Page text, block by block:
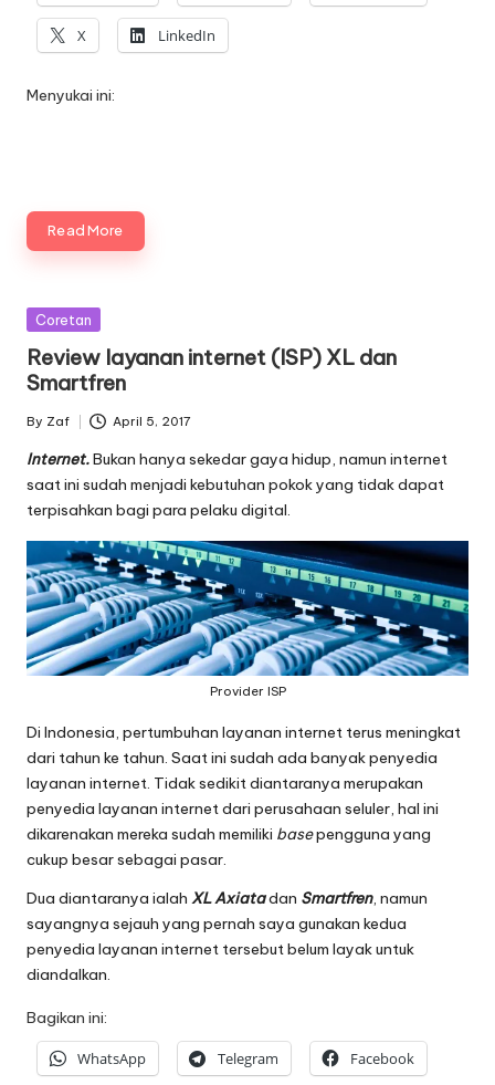
X LinkedIn
Menyukai ini:
Read More
Posted
Coretan
Review layanan internet (ISP) XL dan
Smartfren
Posted
by
By Zaf April 5, 2017
Internet.Bukan hanya sekedar gaya hidup, namun internet
saat ini sudah menjadi kebutuhan pokok yang tidak dapat
terpisahkan bagi para pelaku digital.
Provider ISP
Di Indonesia, pertumbuhan layanan internet terus meningkat
dari tahun ke tahun. Saat ini sudah ada banyak penyedia
layanan internet. Tidak sedikit diantaranya merupakan
penyedia layanan internet dari perusahaan seluler, hal ini
dikarenakan mereka sudah memiliki basepengguna yang
cukup besar sebagai pasar.
Dua diantaranya ialah XL Axiatadan Smartfren, namun
sayangnya sejauh yang pernah saya gunakan kedua
penyedia layanan internet tersebut belum layak untuk
diandalkan.
Bagikan ini:
WhatsApp Telegram Facebook